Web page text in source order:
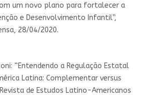
um novo plano para fortalecer a
e Desenvolvimento Infantil”,
28/04/2020.
“Entendendo a Regulação Estatal
Latina: Complementar versus
de Estudos Latino-Americanos